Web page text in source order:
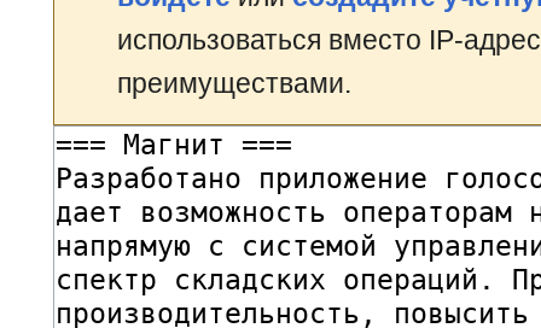
использоваться вместо IP-
преимуществами.